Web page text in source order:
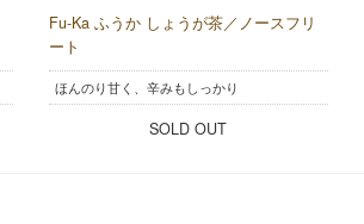
Fu-Ka ふうか しょうが茶／ノースフリ
ート
ほんのり甘く、辛みもしっかり
SOLD OUT